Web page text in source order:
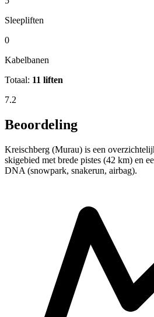
Sleepliften
0
Kabelbanen
Totaal: 11 liften
7.2
Beoordeling
Kreischberg (Murau) is een
skigebied met brede pistes (42 km) en
DNA (snowpark, snakerun, airbag).